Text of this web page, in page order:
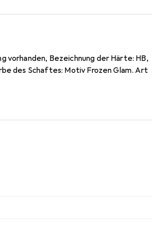
Bezeichnung der Härte: HB,
des Schaftes: Motiv Frozen Glam. Art